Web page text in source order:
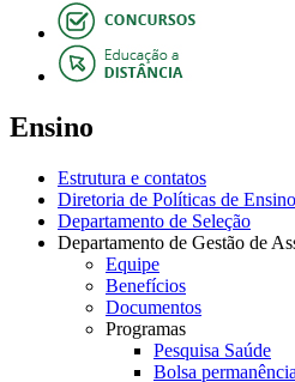
Ensino
Estrutura e contatos
Diretoria de Políticas de
Departamento de Seleção
Departamento de Gestão de
Equipe
Benefícios
Documentos
Programas
Pesquisa Saúde
Bolsa permanência